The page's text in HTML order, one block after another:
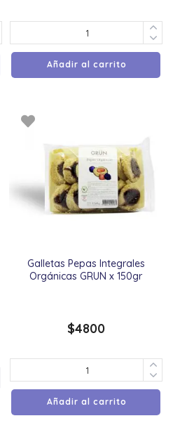
Añadir al carrito
Galletas Pepas Integrales
Orgánicas GRUN x 150gr
$4800
Añadir al carrito